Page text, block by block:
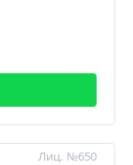
Лиц. №650